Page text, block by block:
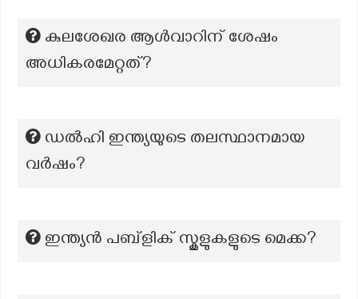
കുലശേഖര ആൾവാറിന് ശേഷം
അധികരമേറ്റത്?
ഡല്‍ഹി ഇന്ത്യയുടെ തലസ്ഥാനമായ
വര്‍ഷം?
ഇന്ത്യന്‍ പബ്ളിക് സ്കൂളുകളുടെ മെക്ക?